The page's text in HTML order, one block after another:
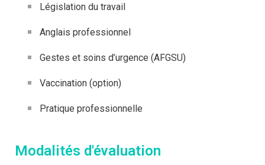
Législation du travail
Anglais professionnel
Gestes et soins d’urgence (AFGSU)
Vaccination (option)
Pratique professionnelle
Modalités d'évaluation